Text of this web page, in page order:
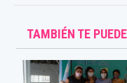
TAMBIÉN TE